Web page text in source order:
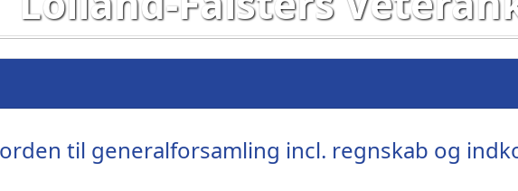
til generalforsamling incl. regnskab og